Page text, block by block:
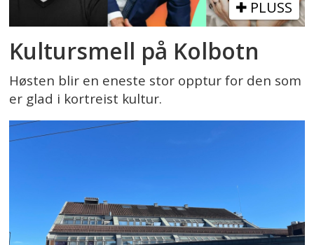
PLUSS
Kultursmell på Kolbotn
Høsten blir en eneste stor opptur for den som
er glad i kortreist kultur.